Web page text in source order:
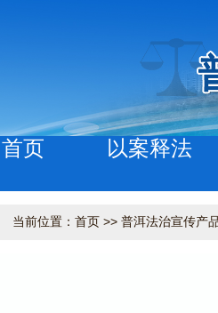
首页 以案释法
当前位置： 首页 >> 普洱法治宣传产